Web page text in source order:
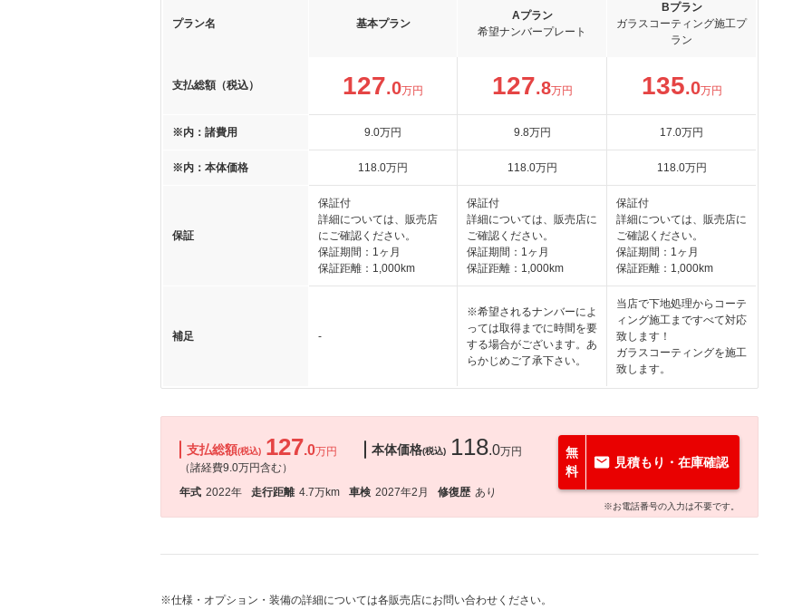
プラン名 基本プラン
Aプラン
希望ナンバープレート
Bプラン
ガラスコーティング施工プ
ラン
支払総額（税込） 127.0万円 127.8万円 135.0万円
※内：諸費用 9.0万円 9.8万円 17.0万円
※内：本体価格 118.0万円 118.0万円 118.0万円
保証
保証付
詳細については、販売店
にご確認ください。
保証期間：1ヶ月
保証距離：1,000km
保証付
詳細については、販売店に
ご確認ください。
保証期間：1ヶ月
保証距離：1,000km
保証付
詳細については、販売店に
ご確認ください。
保証期間：1ヶ月
保証距離：1,000km
補足 -
※希望されるナンバーによ
っては取得までに時間を要
する場合がございます。あ
らかじめご了承下さい。
当店で下地処理からコーテ
ィング施工まですべて対応
致します！
ガラスコーティングを施工
致します。
支払総額(税込) 127.0万円
（諸経費9.0万円含む）
本体価格(税込) 118.0万円
年式 2022年 走行距離 4.7万km 車検 2027年2月 修復歴 あり
無
料
見積もり・在庫確認
※お電話番号の入力は不要です。
※仕様・オプション・装備の詳細については各販売店にお問い合わせください。